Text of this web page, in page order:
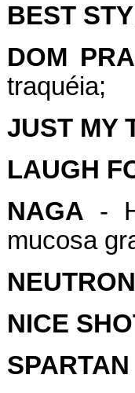
BEST
DOM
traquéia;
JUST MY
LAUGH
NAGA -
mucosa
NEUTRON
NICE